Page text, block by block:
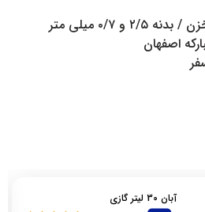
۰/۷ میلی متر
اصفهان
آبان 30 لیتر گازی